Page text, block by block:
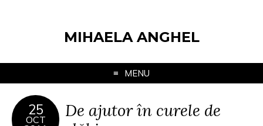
MIHAELA ANGHEL
MENU
25
OCT
De ajutor în curele de